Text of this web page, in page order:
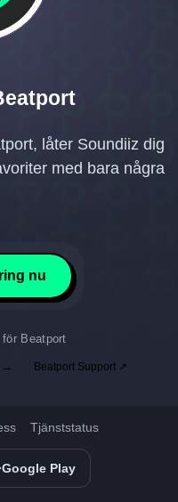
låter Soundiiz dig
med bara några
nu
för Beatport
→ Beatport Support ↗
Tjänststatus
Google Play